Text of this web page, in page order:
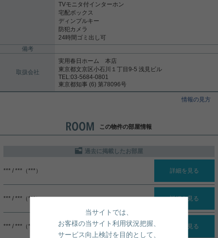
TVモニタ付インターホン
宅配ボックス
ディンプルキー
防犯カメラ
24時間ゴミ出し可
備考
取扱会社
実用春日ホーム 本店
東京都文京区小石川１丁目9-5 浅見ビル
TEL:03-5684-0801
東京都知事 (6) 第78096号
情報の見方
この物件の部屋情報
過去に掲載したお部屋
*** / ***（***） 詳細を見る
*** / ***（***） 詳細を見る
*** / ***（***） 詳細を見る
当サイトでは、
お客様の当サイト利用状況把握、
サービス向上検討を目的として、